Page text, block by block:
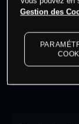
dernières
Gestion des